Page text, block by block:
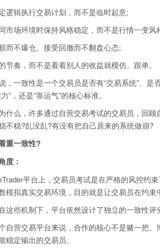
逻辑执行交易计划，而不是临时起意;
市场环境时保持风格稳定，而不是行情一变风
而不爆仓、接受回撤而不翻盘心态;
节奏，而不是看着别人的收益就模仿、跟单。
，一致性是一个交易员是否有“交易系统”、是
”，还是“靠运气”的核心标准。
什么，许多通过自营交易考试的交易员，回
不稳?乱没乱?有没有把自己原来的系统做崩?
重一致性?
度：
平台上，交易员考试是在严格的风控
模拟真实交易环境，目的就是让交易员在约束
这些机制下，平台依然设计了独立的一致性评
自营交易平台来说，合作的核心不是赌一把
稳定输出的交易员。